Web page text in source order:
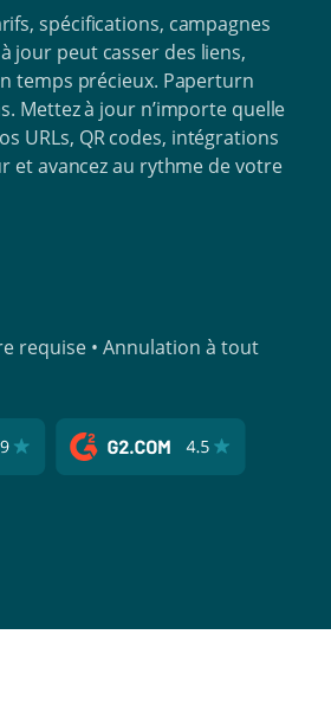
spécifications, campagnes
jour peut casser des liens,
temps précieux. Paperturn
Mettez à jour n’importe quelle
URLs, QR codes, intégrations
et avancez au rythme de votre
requise • Annulation à tout